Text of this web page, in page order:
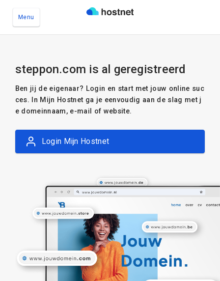
Menu
steppon.com is al geregistreerd
Ben jij de eigenaar? Login en start met jouw online suc
ces. In Mijn Hostnet ga je eenvoudig aan de slag met j
e domeinnaam, e-mail of website.
Login Mijn Hostnet